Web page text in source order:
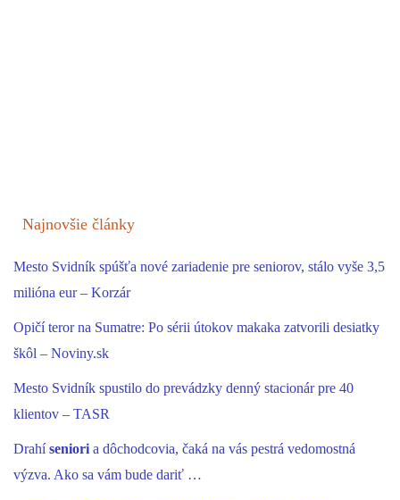
Najnovšie články
Mesto Svidník spúšťa nové zariadenie pre seniorov, stálo vyše 3,5
milióna eur – Korzár
Opičí teror na Sumatre: Po sérii útokov makaka zatvorili desiatky
škôl – Noviny.sk
Mesto Svidník spustilo do prevádzky denný stacionár pre 40
klientov – TASR
Drahísenioria dôchodcovia, čaká na vás pestrá vedomostná
výzva. Ako sa vám bude dariť …